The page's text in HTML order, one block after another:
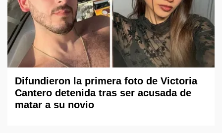
Difundieron la primera foto de Victoria
Cantero detenida tras ser acusada de
matar a su novio